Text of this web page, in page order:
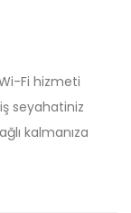
Fi hizmeti
seyahatiniz
kalmanıza